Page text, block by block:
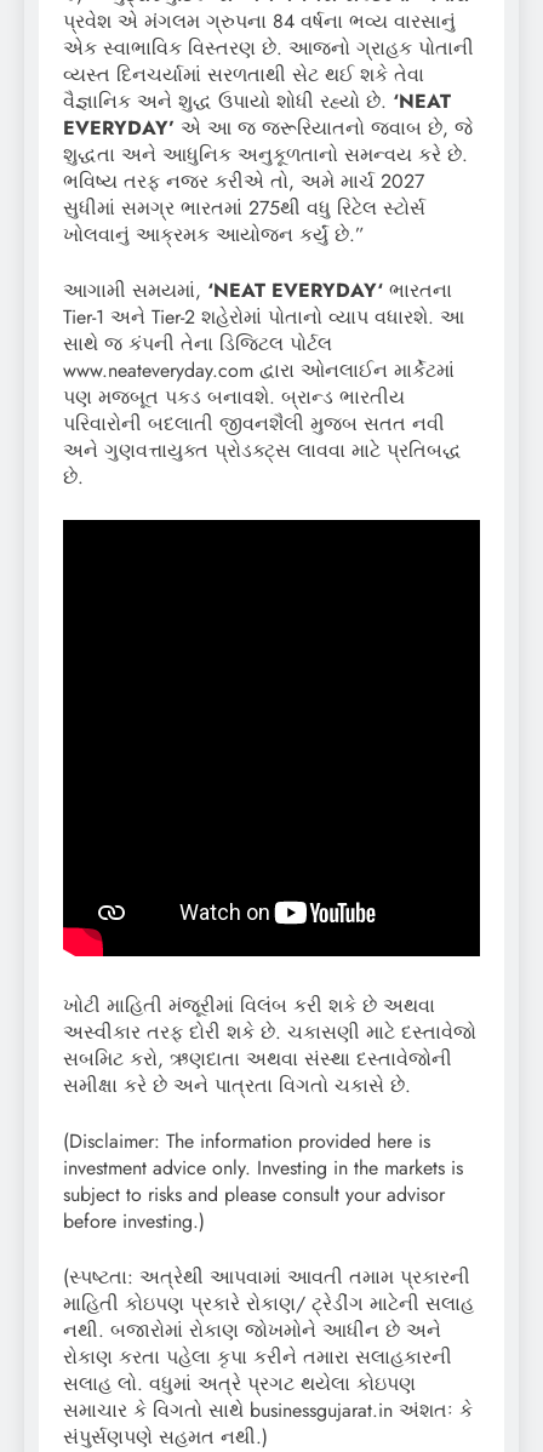
પ્રવેશ એ મંગલમ ગ્રુપના 84 વર્ષના ભવ્ય વારસાનું
એક સ્વાભાવિક વિસ્તરણ છે. આજનો ગ્રાહક પોતાની
વ્યસ્ત દિનચર્યામાં સરળતાથી સેટ થઈ શકે તેવા
વૈજ્ઞાનિક અને શુદ્ધ ઉપાયો શોધી રહ્યો છે. ‘NEAT
EVERYDAY’ એ આ જ જરૂરિયાતનો જવાબ છે, જે
શુદ્ધતા અને આધુનિક અનુકૂળતાનો સમન્વય કરે છે.
ભવિષ્ય તરફ નજર કરીએ તો, અમે માર્ચ 2027
સુધીમાં સમગ્ર ભારતમાં 275થી વધુ રિટેલ સ્ટોર્સ
ખોલવાનું આક્રમક આયોજન કર્યું છે.”
આગામી સમયમાં, ‘NEAT EVERYDAY‘ ભારતના
Tier-1 અને Tier-2 શહેરોમાં પોતાનો વ્યાપ વધારશે. આ
સાથે જ કંપની તેના ડિજિટલ પોર્ટલ
www.neateveryday.com દ્વારા ઓનલાઈન માર્કેટમાં
પણ મજબૂત પકડ બનાવશે. બ્રાન્ડ ભારતીય
પરિવારોની બદલાતી જીવનશૈલી મુજબ સતત નવી
અને ગુણવત્તાયુક્ત પ્રોડક્ટ્સ લાવવા માટે પ્રતિબદ્ધ
છે.
ખોટી માહિતી મંજૂરીમાં વિલંબ કરી શકે છે અથવા
અસ્વીકાર તરફ દોરી શકે છે. ચકાસણી માટે દસ્તાવેજો
સબમિટ કરો, ઋણદાતા અથવા સંસ્થા દસ્તાવેજોની
સમીક્ષા કરે છે અને પાત્રતા વિગતો ચકાસે છે.
(Disclaimer: The information provided here is
investment advice only. Investing in the markets is
subject to risks and please consult your advisor
before investing.)
(સ્પષ્ટતા: અત્રેથી આપવામાં આવતી તમામ પ્રકારની
માહિતી કોઇપણ પ્રકારે રોકાણ/ ટ્રેડીંગ માટેની સલાહ
નથી. બજારોમાં રોકાણ જોખમોને આધીન છે અને
રોકાણ કરતા પહેલા કૃપા કરીને તમારા સલાહકારની
સલાહ લો. વધુમાં અત્રે પ્રગટ થયેલા કોઇપણ
સમાચાર કે વિગતો સાથે businessgujarat.in અંશતઃ કે
સંપુર્સણપણે સહમત નથી.)